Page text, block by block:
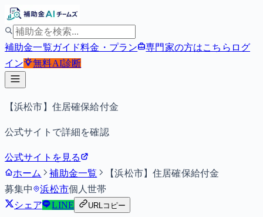
補助金一覧ガイド料金・プラン 専門家の方はこちら ログ
イン
無料AI診断
【浜松市】住居確保給付金
公式サイトで詳細を確認
公式サイトを見る
ホーム
補助金一覧
【浜松市】住居確保給付金
募集中
浜松市個人世帯
シェア
LINE URLコピー